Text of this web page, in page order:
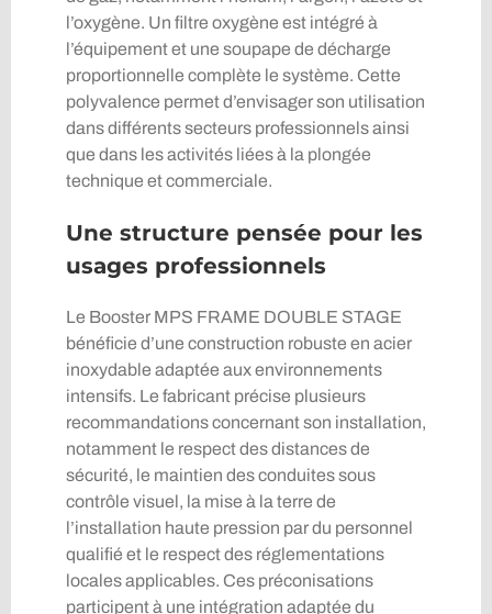
l’oxygène. Un filtre oxygène est intégré à
l’équipement et une soupape de décharge
proportionnelle complète le système. Cette
polyvalence permet d’envisager son utilisation
dans différents secteurs professionnels ainsi
que dans les activités liées à la plongée
technique et commerciale.
Une structure pensée pour les
usages professionnels
Le Booster MPS FRAME DOUBLE STAGE
bénéficie d’une construction robuste en acier
inoxydable adaptée aux environnements
intensifs. Le fabricant précise plusieurs
recommandations concernant son installation,
notamment le respect des distances de
sécurité, le maintien des conduites sous
contrôle visuel, la mise à la terre de
l’installation haute pression par du personnel
qualifié et le respect des réglementations
locales applicables. Ces préconisations
participent à une intégration adaptée du